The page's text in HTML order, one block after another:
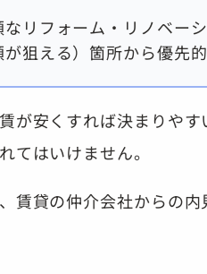
なリフォーム・リノベー
狙える）箇所から優先
が安くすれば決まりや
てはいけません。
賃貸の仲介会社からの